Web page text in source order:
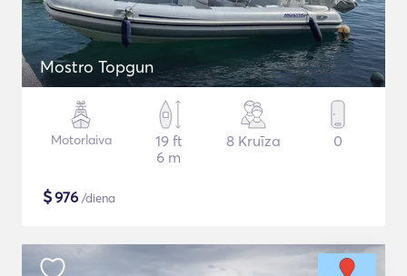
Mostro Topgun
Motorlaiva
19 ft
6 m
8 Kruīza 0
$976 /diena